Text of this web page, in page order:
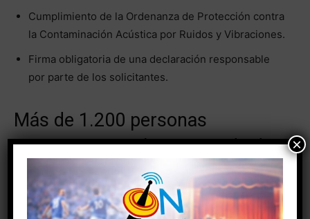
Cumplimiento de la Ordenanza de Protección contra
la Contaminación Acústica por Ruidos y Vibraciones.
Firma obligatoria de una declaración responsable
por parte de los solicitantes.
Más de 1.200 personas
participaron en la acampada de
Laacampada de Semana Santa en Torrevieja
se ha
×